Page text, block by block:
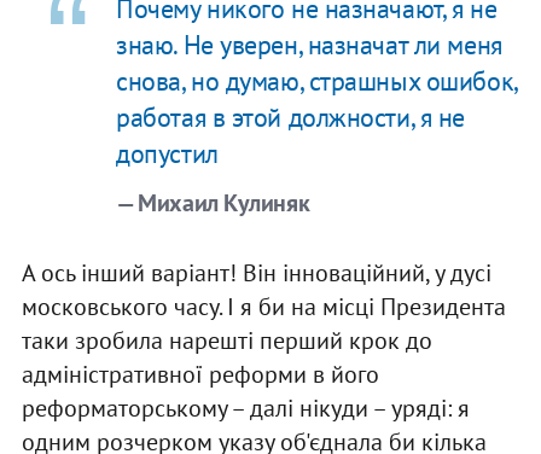
Почему никого не назначают, я не
знаю. Не уверен, назначат ли меня
снова, но думаю, страшных ошибок,
работая в этой должности, я не
допустил
— Михаил Кулиняк
А ось інший варіант! Він інноваційний, у дусі
московського часу. І я би на місці Президента
таки зробила нарешті перший крок до
адміністративної реформи в його
реформаторському – далі нікуди – уряді: я
одним розчерком указу об'єднала би кілька